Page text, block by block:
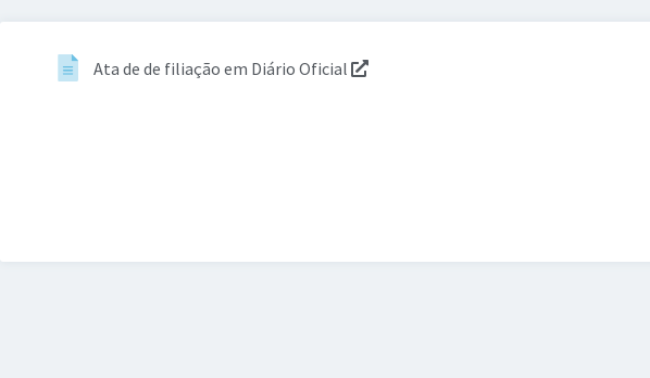
Ata de de filiação em Diário Oficial